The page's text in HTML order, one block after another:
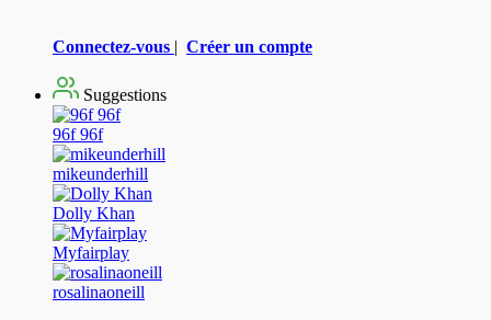
Connectez-vous | Créer un compte
Suggestions
96f 96f
mikeunderhill
Dolly Khan
Myfairplay
rosalinaoneill